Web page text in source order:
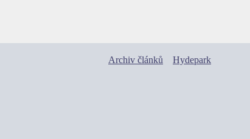
Archiv článků Hydepark